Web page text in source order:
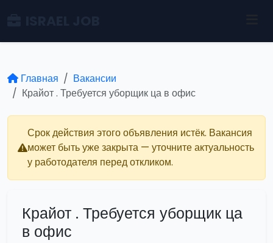
Главная
Вакансии
Крайот . Требуется уборщик ца в офис
Срок действия этого объявления истёк. Вакансия
может быть уже закрыта — уточните актуальность
у работодателя перед откликом.
Крайот . Требуется уборщик ца
в офис